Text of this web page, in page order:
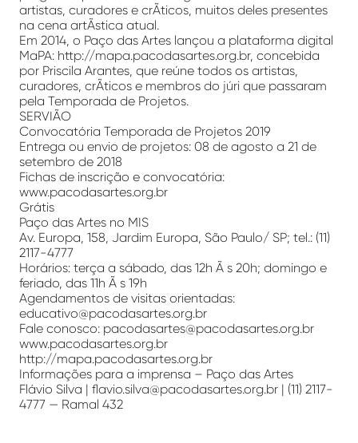
artistas, curadores e crÃ­ticos, muitos deles presentes
na cena artÃ­stica atual.
Em 2014, o Paço das Artes lançou a plataforma digital
MaPA: http://mapa.pacodasartes.org.br, concebida
por Priscila Arantes, que reúne todos os artistas,
curadores, crÃ­ticos e membros do júri que passaram
pela Temporada de Projetos.
SERVIÃO
Convocatória Temporada de Projetos 2019
Entrega ou envio de projetos: 08 de agosto a 21 de
setembro de 2018
Fichas de inscrição e convocatória:
www.pacodasartes.org.br
Grátis
Paço das Artes no MIS
Av. Europa, 158, Jardim Europa, São Paulo/ SP; tel.: (11)
2117-4777
Horários: terça a sábado, das 12h Ã s 20h; domingo e
feriado, das 11h Ã s 19h
Agendamentos de visitas orientadas:
educativo@pacodasartes.org.br
Fale conosco: pacodasartes@pacodasartes.org.br
www.pacodasartes.org.br
http://mapa.pacodasartes.org.br
Informações para a imprensa – Paço das Artes
Flávio Silva | flavio.silva@pacodasartes.org.br | (11) 2117-
4777 — Ramal 432